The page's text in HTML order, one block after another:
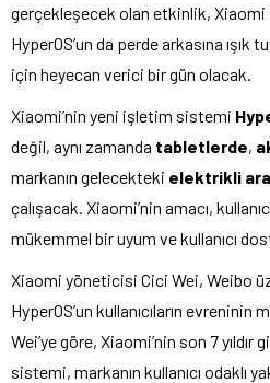
gerçekleşecek olan etkinlik, Xiaomi
HyperOS’un da perde arkasına ışık
için heyecan verici bir gün olacak.
Xiaomi’nin yeni işletim sistemi
değil, aynı zamanda tabletlerde,
markanın gelecekteki elektrikli
çalışacak. Xiaomi’nin amacı,
mükemmel bir uyum ve kullanıcı
Xiaomi yöneticisi Cici Wei, Weibo
HyperOS’un kullanıcıların evreninin
Wei’ye göre, Xiaomi’nin son 7
sistemi, markanın kullanıcı odaklı